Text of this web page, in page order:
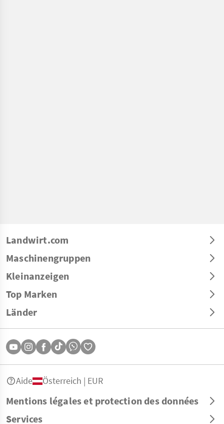
Landwirt.com
Maschinengruppen
Kleinanzeigen
Top Marken
Länder
Mentions légales et protection des données
Services
Aide Österreich | EUR